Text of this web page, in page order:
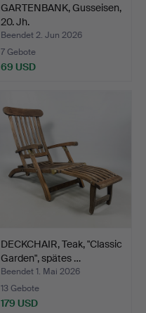
GARTENBANK, Gusseisen,
20. Jh.
Beendet 2. Jun 2026
7 Gebote
69 USD
DECKCHAIR, Teak, "Classic
Garden", spätes …
Beendet 1. Mai 2026
13 Gebote
179 USD